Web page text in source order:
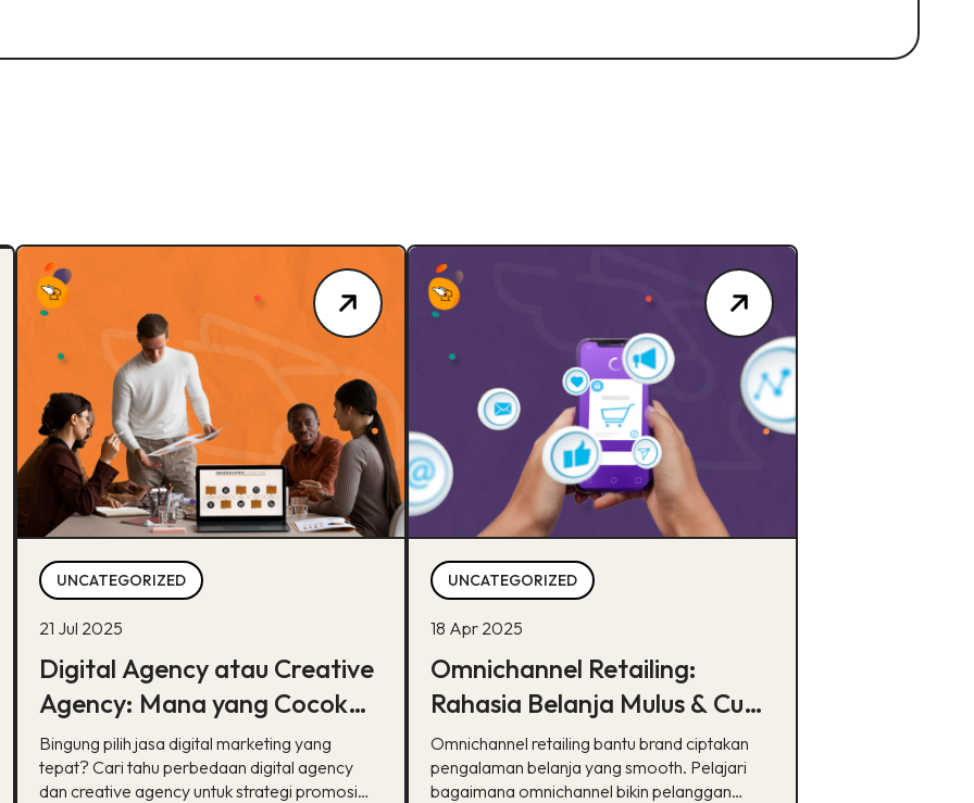
UNCATEGORIZED
21 Jul 2025
Digital Agency atau Creative
Agency: Mana yang Cocok
untuk Strategi Pemasaran
Anda?
Bingung pilih jasa digital marketing yang
tepat? Cari tahu perbedaan digital agency
dan creative agency untuk strategi promosi
UNCATEGORIZED
18 Apr 2025
Omnichannel Retailing:
Rahasia Belanja Mulus & Cuan
di Era Digital
Omnichannel retailing bantu brand ciptakan
pengalaman belanja yang smooth. Pelajari
bagaimana omnichannel bikin pelanggan